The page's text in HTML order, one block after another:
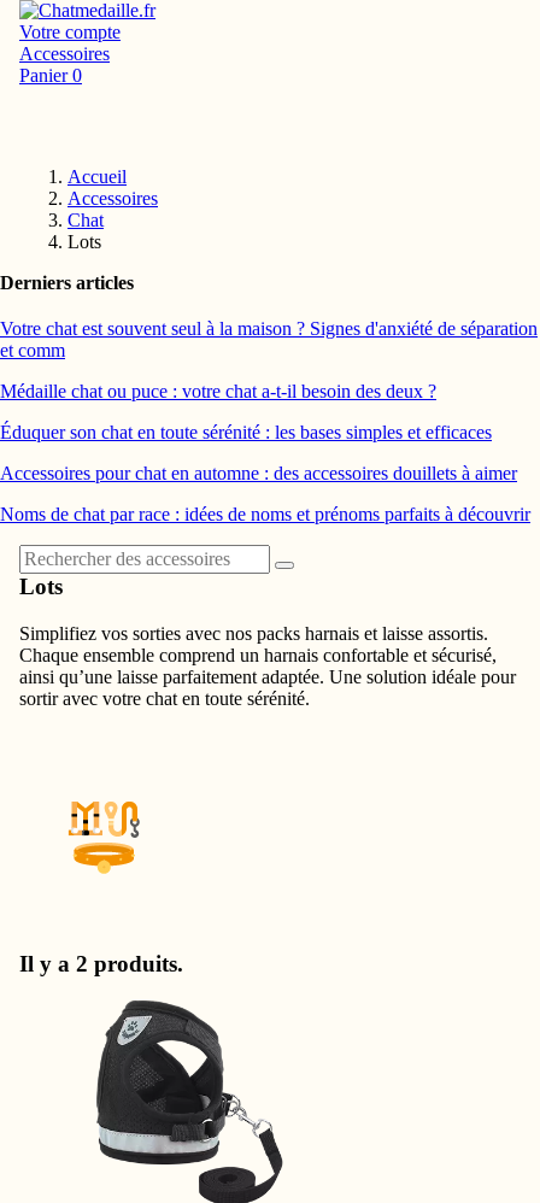
Votre compte
Accessoires
Panier 0
Accueil
Accessoires
Chat
Lots
Derniers articles
Votre chat est souvent seul à la maison ? Signes d'anxiété de séparation
et comm
Médaille chat ou puce : votre chat a-t-il besoin des deux ?
Éduquer son chat en toute sérénité : les bases simples et efficaces
Accessoires pour chat en automne : des accessoires douillets à aimer
Noms de chat par race : idées de noms et prénoms parfaits à découvrir
Lots
Simplifiez vos sorties avec nos packs harnais et laisse assortis.
Chaque ensemble comprend un harnais confortable et sécurisé,
ainsi qu’une laisse parfaitement adaptée. Une solution idéale pour
sortir avec votre chat en toute sérénité.
Il y a 2 produits.